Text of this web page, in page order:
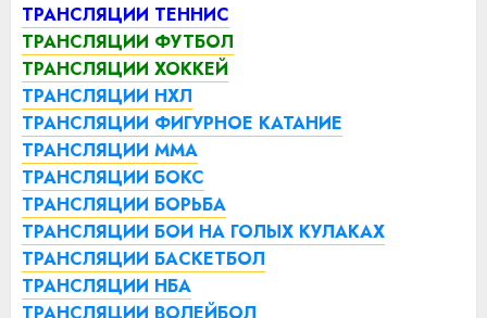
ТРАНСЛЯЦИИ ТЕННИС
ТРАНСЛЯЦИИ ФУТБОЛ
ТРАНСЛЯЦИИ ХОККЕЙ
ТРАНСЛЯЦИИ НХЛ
ТРАНСЛЯЦИИ ФИГУРНОЕ КАТАНИЕ
ТРАНСЛЯЦИИ ММА
ТРАНСЛЯЦИИ БОКС
ТРАНСЛЯЦИИ БОРЬБА
ТРАНСЛЯЦИИ БОИ НА ГОЛЫХ КУЛАКАХ
ТРАНСЛЯЦИИ БАСКЕТБОЛ
ТРАНСЛЯЦИИ НБА
ТРАНСЛЯЦИИ ВОЛЕЙБОЛ